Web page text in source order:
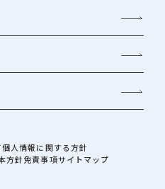
個人情報に関する方針
方針免責事項サイトマップ